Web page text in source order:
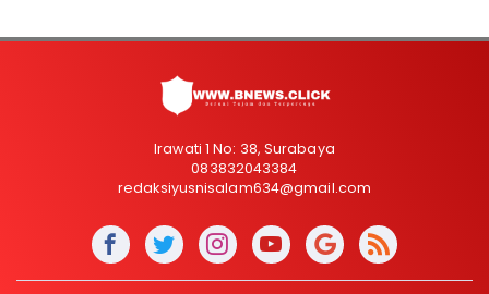
Irawati 1 No: 38, Surabaya
083832043384
redaksiyusnisalam634@gmail.com